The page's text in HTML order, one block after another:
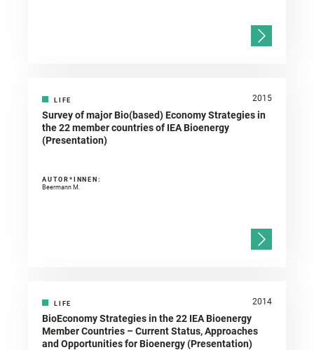
LIFE 2015
Survey of major Bio(based) Economy Strategies in
the 22 member countries of IEA Bioenergy
(Presentation)
AUTOR*INNEN:
Beermann M.
LIFE 2014
BioEconomy Strategies in the 22 IEA Bioenergy
Member Countries – Current Status, Approaches
and Opportunities for Bioenergy (Presentation)